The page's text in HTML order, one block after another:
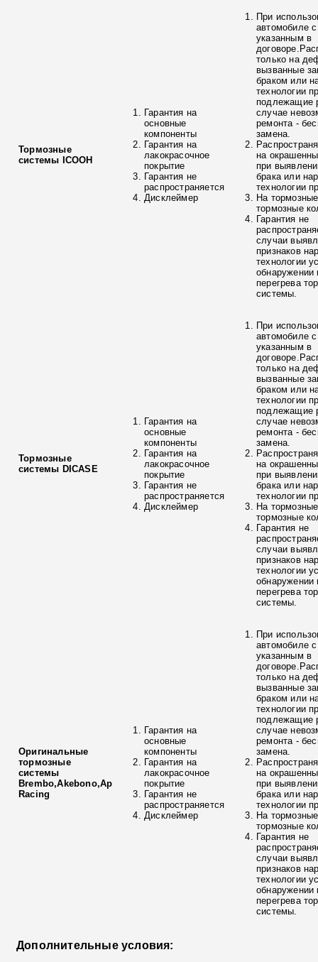
Тормозные
системы ICOOH
Гарантия на
основные
компоненты
Гарантия на
лакокрасочное
покрытие
Гарантия не
распространяется
Дисклеймер
При
автомобиле
указанным в
только на
вызванные
браком или
технологии
подлежащие
случае
ремонта -
замена.
на
при
брака или
технологии
На
тормозные
Гарантия не
случаи
признаков
технологии
обнаружении
перегрева
системы.
Тормозные
системы DICASE
Гарантия на
основные
компоненты
Гарантия на
лакокрасочное
покрытие
Гарантия не
распространяется
Дисклеймер
При
автомобиле
указанным в
только на
вызванные
браком или
технологии
подлежащие
случае
ремонта -
замена.
на
при
брака или
технологии
На
тормозные
Гарантия не
случаи
признаков
технологии
обнаружении
перегрева
системы.
Оригинальные
тормозные
системы
Brembo,Akebono,Ap
Racing
Гарантия на
основные
компоненты
Гарантия на
лакокрасочное
покрытие
Гарантия не
распространяется
Дисклеймер
При
автомобиле
указанным в
только на
вызванные
браком или
технологии
подлежащие
случае
ремонта -
замена.
на
при
брака или
технологии
На
тормозные
Гарантия не
случаи
признаков
технологии
обнаружении
перегрева
системы.
Дополнительные условия: